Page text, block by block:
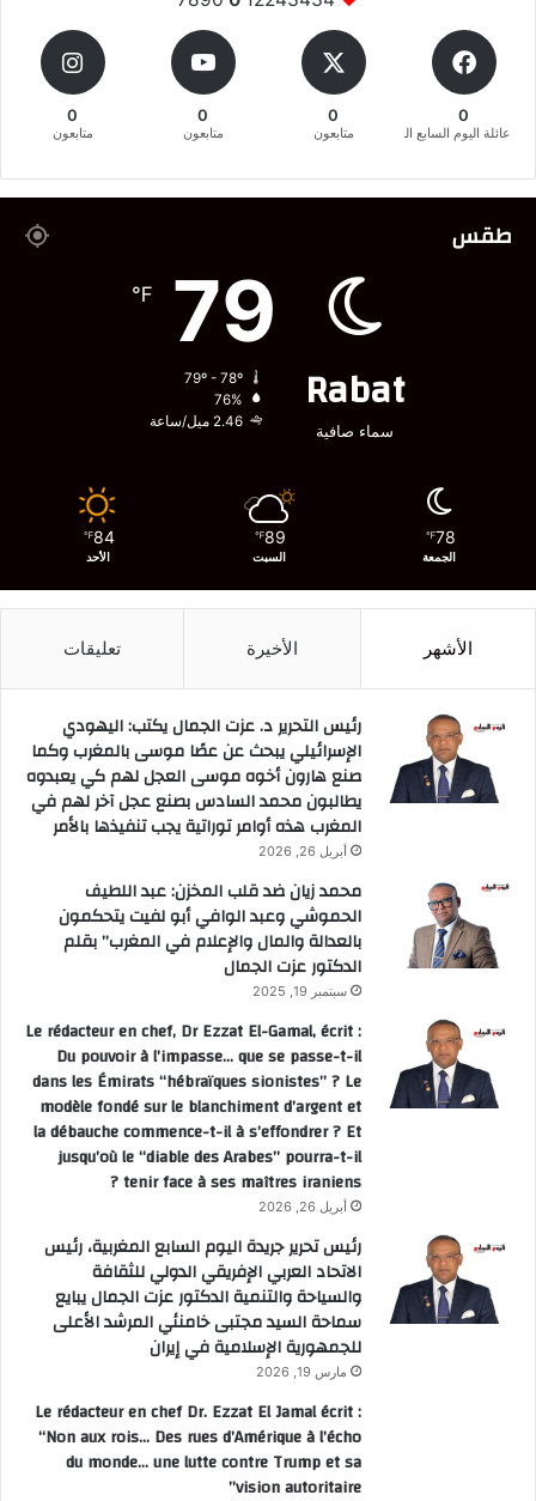
0
عائلة اليوم السابع المغربية
0
متابعون
0
متابعون
0
متابعون
طقس
Rabat
سماء صافية
79
℉
76%
2.46 ميل/ساعة
78
℉
الجمعة
89
℉
السبت
84
℉
الأحد
الأشهر الأخيرة تعليقات
رئيس التحرير د. عزت الجمال يكتب: اليهودي
الإسرائيلي يبحث عن عصًا موسى بالمغرب وكما
صنع هارون أخوه موسى العجل لهم كي يعبدوه
يطالبون محمد السادس بصنع عجل آخر لهم في
المغرب هذه أوامر توراتية يجب تنفيذها بالأمر
أبريل 26, 2026
محمد زيان ضد قلب المخزن: عبد اللطيف
الحموشي وعبد الوافي أبو لفيت يتحكمون
بالعدالة والمال والإعلام في المغرب” بقلم
الدكتور عزت الجمال
سبتمبر 19, 2025
Le rédacteur en chef, Dr Ezzat El-Gamal, écrit :
Du pouvoir à l’impasse… que se passe-t-il
dans les Émirats “hébraïques sionistes” ? Le
modèle fondé sur le blanchiment d’argent et
la débauche commence-t-il à s’effondrer ? Et
jusqu’où le “diable des Arabes” pourra-t-il
tenir face à ses maîtres iraniens ?
أبريل 26, 2026
رئيس تحرير جريدة اليوم السابع المغربية، رئيس
الاتحاد العربي الإفريقي الدولي للثقافة
والسياحة والتنمية الدكتور عزت الجمال يبايع
سماحة السيد مجتبى خامنئي المرشد الأعلى
للجمهورية الإسلامية في إيران
مارس 19, 2026
Le rédacteur en chef Dr. Ezzat El Jamal écrit :
“Non aux rois… Des rues d’Amérique à l’écho
du monde… une lutte contre Trump et sa
vision autoritaire”